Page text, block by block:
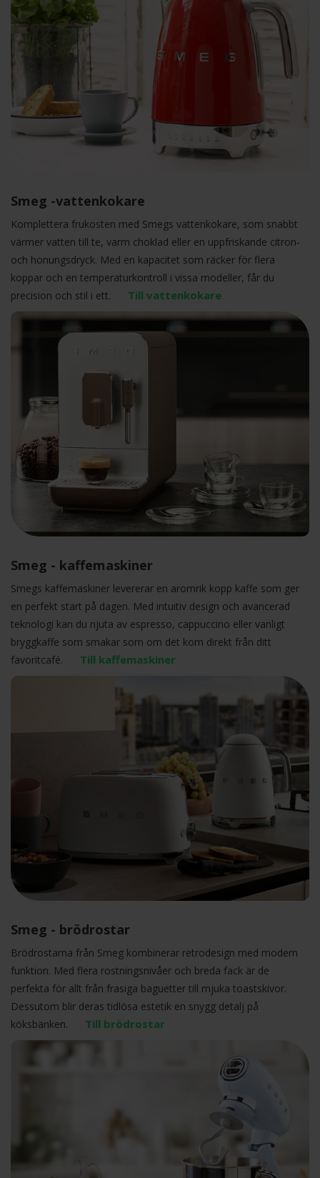
Smeg -vattenkokare
Komplettera frukosten med Smegs vattenkokare, som snabbt
värmer vatten till te, varm choklad eller en uppfriskande citron-
och honungsdryck. Med en kapacitet som räcker för flera
koppar och en temperaturkontroll i vissa modeller, får du
precision och stil i ett. Till vattenkokare
Smeg - kaffemaskiner
Smegs kaffemaskiner levererar en aromrik kopp kaffe som ger
en perfekt start på dagen. Med intuitiv design och avancerad
teknologi kan du njuta av espresso, cappuccino eller vanligt
bryggkaffe som smakar som om det kom direkt från ditt
favoritcafé. Till kaffemaskiner
Smeg - brödrostar
Brödrostarna från Smeg kombinerar retrodesign med modern
funktion. Med flera rostningsnivåer och breda fack är de
perfekta för allt från frasiga baguetter till mjuka toastskivor.
Dessutom blir deras tidlösa estetik en snygg detalj på
köksbänken. Till brödrostar